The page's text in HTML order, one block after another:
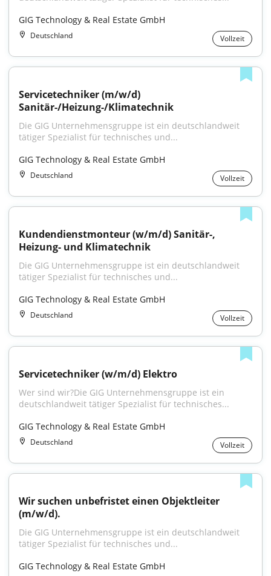
GIG Technology & Real Estate GmbH
Deutschland Vollzeit
Servicetechniker (m/w/d)
Sanitär-/Heizung-/Klimatechnik
Die GIG Unternehmensgruppe ist ein deutschlandweit
tätiger Spezialist für technisches und...
GIG Technology & Real Estate GmbH
Deutschland Vollzeit
Kundendienstmonteur (w/m/d) Sanitär-,
Heizung- und Klimatechnik
Die GIG Unternehmensgruppe ist ein deutschlandweit
tätiger Spezialist für technisches und...
GIG Technology & Real Estate GmbH
Deutschland Vollzeit
Servicetechniker (w/m/d) Elektro
Wer sind wir?Die GIG Unternehmensgruppe ist ein
deutschlandweit tätiger Spezialist für technisches...
GIG Technology & Real Estate GmbH
Deutschland Vollzeit
Wir suchen unbefristet einen Objektleiter
(m/w/d).
Die GIG Unternehmensgruppe ist ein deutschlandweit
tätiger Spezialist für technisches und...
GIG Technology & Real Estate GmbH